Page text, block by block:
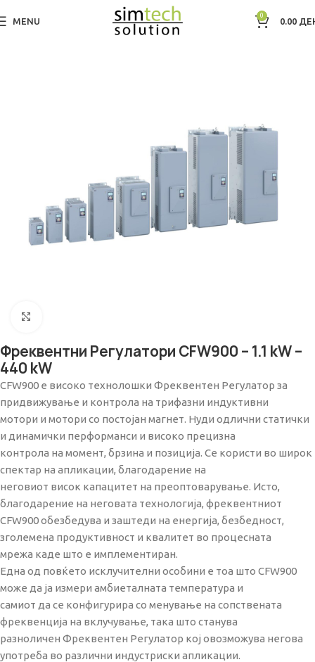
MENU
0
0.00
Дома Фреквентна регулациjа
Фреквентни Регулатори CFW900 – 1.1 kW –
440 kW
CFW900 е високо технолошки Фреквентен Регулатор за
придвижување и контрола на трифазни индуктивни
мотори и мотори со постојан магнет. Нуди одлични статички
и динамички перформанси и високо прецизна
контрола на момент, брзина и позиција. Се користи во широк
спектар на апликации, благодарение на
неговиот висок капацитет на преоптоварување. Исто,
благодарение на неговата технологија, фреквентниот
CFW900 обезбедува и заштеди на енергија, безбедност,
зголемена продуктивност и квалитет во процесната
мрежа каде што е имплементиран.
Една од повќето исклучителни особини е тоа што CFW900
може да ја измери амбиеталната температура и
самиот да се конфигурира со менување на сопствената
фреквенција на вклучување, така што станува
разноличен Фреквентен Регулатор кој овозможува негова
употреба во различни индустриски апликации.